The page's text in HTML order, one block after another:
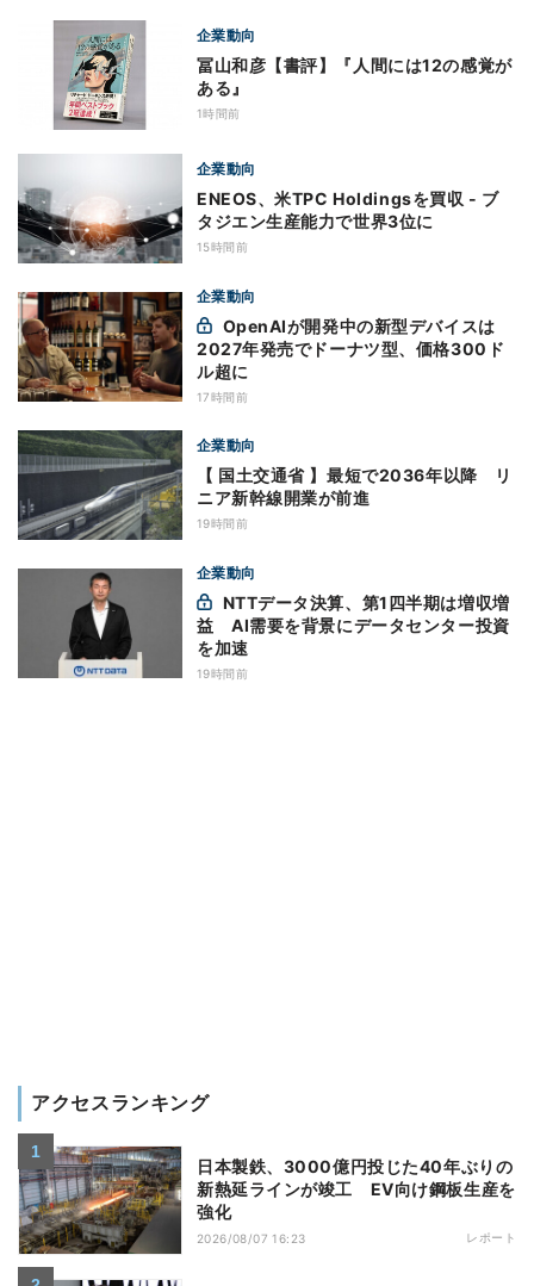
企業動向
冨山和彦【書評】『人間には12の感覚が
ある』
1時間前
企業動向
ENEOS、米TPC Holdingsを買収 - ブ
タジエン生産能力で世界3位に
15時間前
企業動向
2027年発売でドーナツ型、価格300ド
ル超に
17時間前
企業動向
【 国土交通省 】最短で2036年以降 リ
ニア新幹線開業が前進
19時間前
企業動向
益 AI需要を背景にデータセンター投資
を加速
19時間前
アクセスランキング
日本製鉄、3000億円投じた40年ぶりの
新熱延ラインが竣工 EV向け鋼板生産を
強化
2026/08/07 16:23 レポート